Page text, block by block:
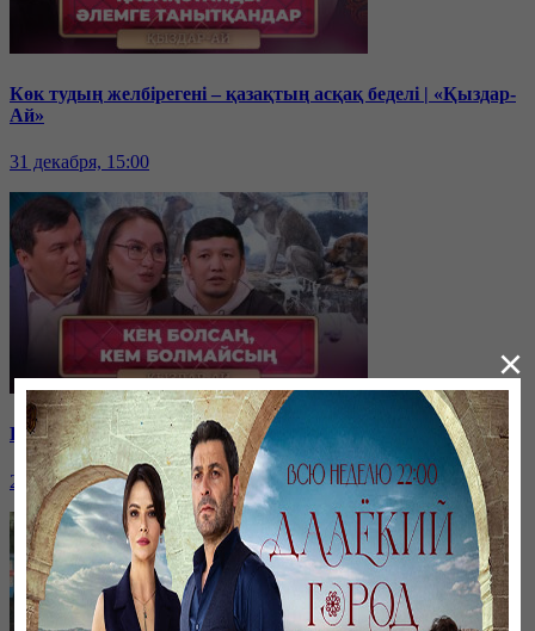
Көк тудың желбірегені – қазақтың асқақ беделі | «Қыздар-
Ай»
31 декабря, 15:00
Қайырымдылық – қадірлі іс | «Қыздар-Ай»
20 декабря, 17:00
×